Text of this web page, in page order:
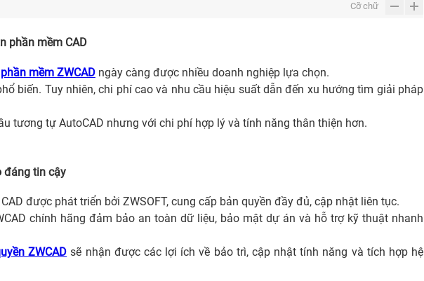
Cỡ chữ
phần mềm CAD
phần mềm ZWCAD ngày càng được nhiều doanh nghiệp lựa chọn.
biến. Tuy nhiên, chi phí cao và nhu cầu hiệu suất dẫn đến xu hướng tìm giải pháp
tương tự AutoCAD nhưng với chi phí hợp lý và tính năng thân thiện hơn.
đáng tin cậy
được phát triển bởi ZWSOFT, cung cấp bản quyền đầy đủ, cập nhật liên tục.
chính hãng đảm bảo an toàn dữ liệu, bảo mật dự án và hỗ trợ kỹ thuật nhanh
ZWCAD sẽ nhận được các lợi ích về bảo trì, cập nhật tính năng và tích hợp hệ